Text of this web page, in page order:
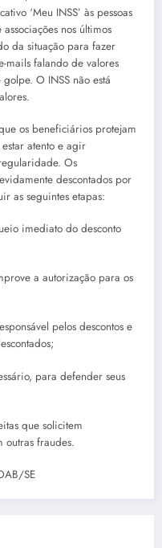
‘Meu INSS’ às pessoas
nos últimos
da situação para fazer
mails falando de valores
O INSS não está
os beneficiários protejam
atento e agir
Os
descontados por
as seguintes etapas:
imediato do desconto
a autorização para os
pelos descontos e
para defender seus
que solicitem
outras fraudes.
SE